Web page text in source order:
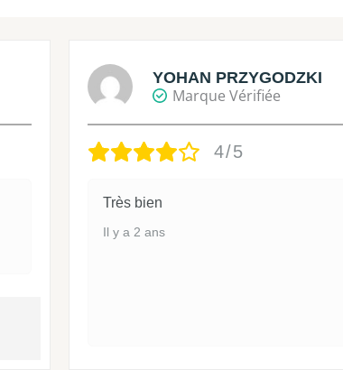
YOHAN PRZYGODZKI
Marque Vérifiée
4/5
Très bien
Il y a 2 ans